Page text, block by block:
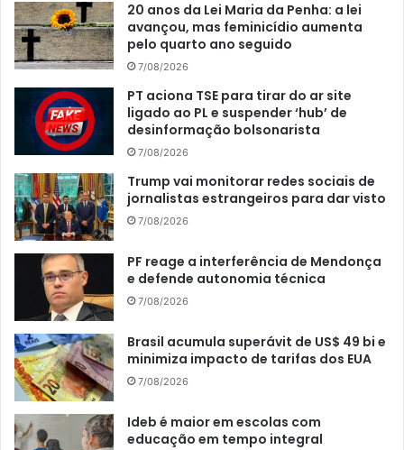
20 anos da Lei Maria da Penha: a lei
avançou, mas feminicídio aumenta
pelo quarto ano seguido
7/08/2026
PT aciona TSE para tirar do ar site
ligado ao PL e suspender ‘hub’ de
desinformação bolsonarista
7/08/2026
Trump vai monitorar redes sociais de
jornalistas estrangeiros para dar visto
7/08/2026
PF reage a interferência de Mendonça
e defende autonomia técnica
7/08/2026
Brasil acumula superávit de US$ 49 bi e
minimiza impacto de tarifas dos EUA
7/08/2026
Ideb é maior em escolas com
educação em tempo integral